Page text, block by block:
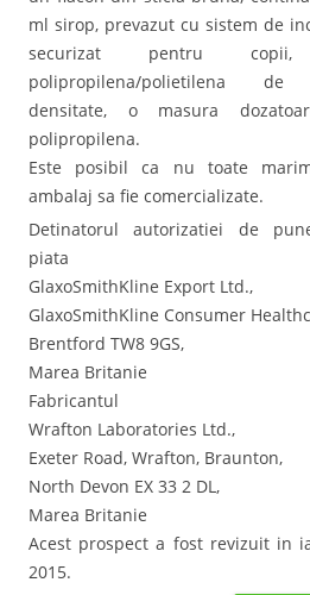
ml sirop, prevazut cu sistem de
securizat pentru
polipropilena/polietilena de
densitate, o masura
polipropilena.
Este posibil ca nu toate
ambalaj sa fie comercializate.
Detinatorul autorizatiei de
piata
GlaxoSmithKline Export Ltd.,
GlaxoSmithKline Consumer
Brentford TW8 9GS,
Marea Britanie
Fabricantul
Wrafton Laboratories Ltd.,
Exeter Road, Wrafton, Braunton,
North Devon EX 33 2 DL,
Marea Britanie
Acest prospect a fost revizuit in
2015.